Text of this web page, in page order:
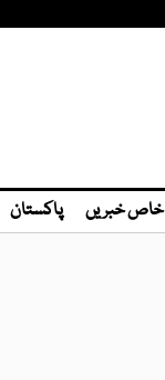
خاص خبریں پاکستان